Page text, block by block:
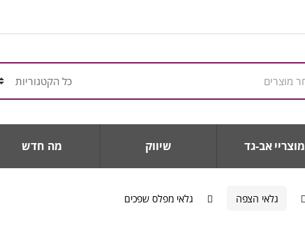
מוצריי אב-גד שיווק מה חדש
גלאי הצפה גלאי מפלס שפכים